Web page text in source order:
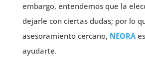
embargo, entendemos que la
dejarle con ciertas dudas; por lo
asesoramiento cercano, NEORA
ayudarte.